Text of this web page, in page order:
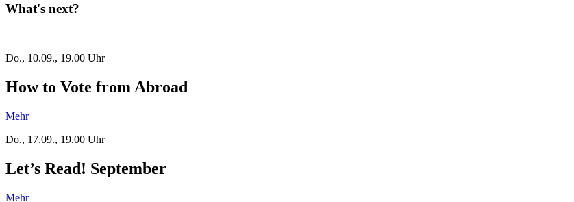
What's next?
Do., 10.09., 19.00 Uhr
How to Vote from Abroad
Mehr
Do., 17.09., 19.00 Uhr
Let’s Read! September
Mehr